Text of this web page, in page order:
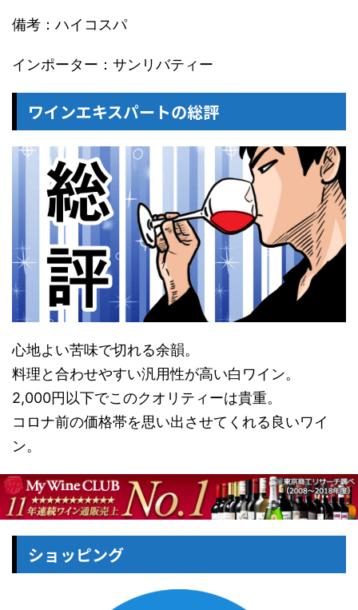
備考：ハイコスパ
インポーター：サンリバティー
ワインエキスパートの総評
心地よい苦味で切れる余韻。
料理と合わせやすい汎用性が高い白ワイン。
2,000円以下でこのクオリティーは貴重。
コロナ前の価格帯を思い出させてくれる良いワイ
ン。
ショッピング